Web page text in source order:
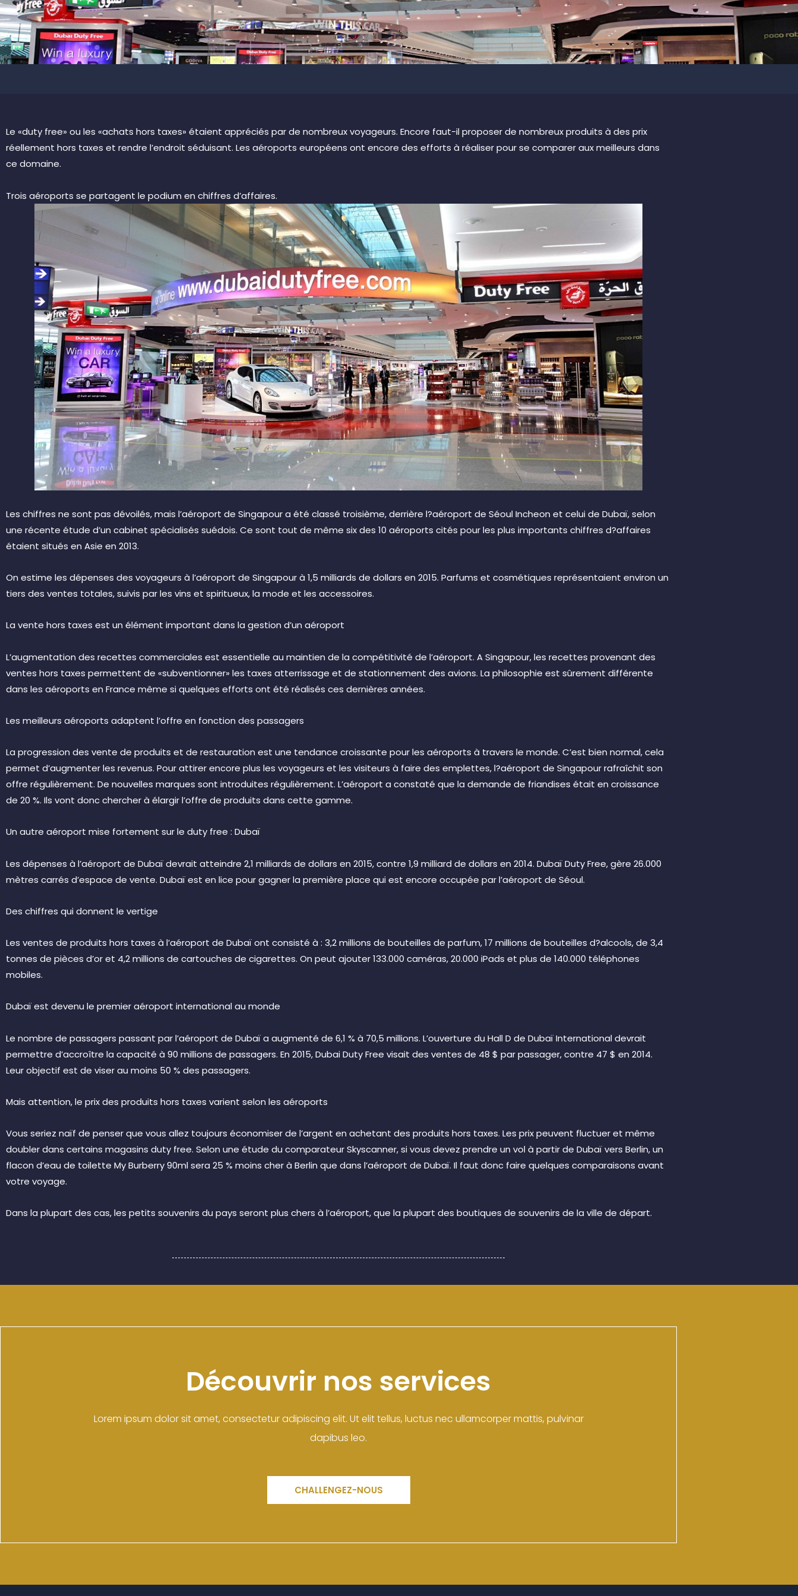
Le «duty free» ou les «achats hors taxes» étaient appréciés par de nombreux voyageurs. Encore faut­-il proposer de nombreux produits à des prix
réellement hors taxes et rendre l’endroit séduisant. Les aéroports européens ont encore des efforts à réaliser pour se comparer aux meilleurs dans
ce domaine.
Trois aéroports se partagent le podium en chiffres d’affaires.
Les chiffres ne sont pas dévoilés, mais l’aéroport de Singapour a été classé troisième, derrière l?aéroport de Séoul Incheon et celui de Dubaï, selon
une récente étude d’un cabinet spécialisés suédois. Ce sont tout de même six des 10 aéroports cités pour les plus importants chiffres d?affaires
étaient situés en Asie en 2013.
On estime les dépenses des voyageurs à l’aéroport de Singapour à 1,5 milliards de dollars en 2015. Parfums et cosmétiques représentaient environ un
tiers des ventes totales, suivis par les vins et spiritueux, la mode et les accessoires.
La vente hors taxes est un élément important dans la gestion d’un aéroport
L’augmentation des recettes commerciales est essentielle au maintien de la compétitivité de l’aéroport. A Singapour, les recettes provenant des
ventes hors taxes permettent de «subventionner» les taxes atterrissage et de stationnement des avions. La philosophie est sûrement différente
dans les aéroports en France même si quelques efforts ont été réalisés ces dernières années.
Les meilleurs aéroports adaptent l’offre en fonction des passagers
La progression des vente de produits et de restauration est une tendance croissante pour les aéroports à travers le monde. C’est bien normal, cela
permet d’augmenter les revenus. Pour attirer encore plus les voyageurs et les visiteurs à faire des emplettes, l?aéroport de Singapour rafraîchit son
offre régulièrement. De nouvelles marques sont introduites régulièrement. L’aéroport a constaté que la demande de friandises était en croissance
de 20 %. Ils vont donc chercher à élargir l’offre de produits dans cette gamme.
Un autre aéroport mise fortement sur le duty free : Dubaï
Les dépenses à l’aéroport de Dubaï devrait atteindre 2,1 milliards de dollars en 2015, contre 1,9 milliard de dollars en 2014. Dubaï Duty Free, gère 26.000
mètres carrés d’espace de vente. Dubaï est en lice pour gagner la première place qui est encore occupée par l’aéroport de Séoul.
Des chiffres qui donnent le vertige
Les ventes de produits hors taxes à l’aéroport de Dubaï ont consisté à : 3,2 millions de bouteilles de parfum, 17 millions de bouteilles d?alcools, de 3,4
tonnes de pièces d’or et 4,2 millions de cartouches de cigarettes. On peut ajouter 133.000 caméras, 20.000 iPads et plus de 140.000 téléphones
mobiles.
Dubaï est devenu le premier aéroport international au monde
Le nombre de passagers passant par l’aéroport de Dubaï a augmenté de 6,1 % à 70,5 millions. L’ouverture du Hall D de Dubaï International devrait
permettre d’accroître la capacité à 90 millions de passagers. En 2015, Dubai Duty Free visait des ventes de 48 $ par passager, contre 47 $ en 2014.
Leur objectif est de viser au moins 50 % des passagers.
Mais attention, le prix des produits hors taxes varient selon les aéroports
Vous seriez naïf de penser que vous allez toujours économiser de l’argent en achetant des produits hors taxes. Les prix peuvent fluctuer et même
doubler dans certains magasins duty free. Selon une étude du comparateur Skyscanner, si vous devez prendre un vol à partir de Dubaï vers Berlin, un
flacon d’eau de toilette My Burberry 90ml sera 25 % moins cher à Berlin que dans l’aéroport de Dubaï. Il faut donc faire quelques comparaisons avant
votre voyage.
Dans la plupart des cas, les petits souvenirs du pays seront plus chers à l’aéroport, que la plupart des boutiques de souvenirs de la ville de départ.
Découvrir nos services
Lorem ipsum dolor sit amet, consectetur adipiscing elit. Ut elit tellus, luctus nec ullamcorper mattis, pulvinar
dapibus leo.
CHALLENGEZ-NOUS